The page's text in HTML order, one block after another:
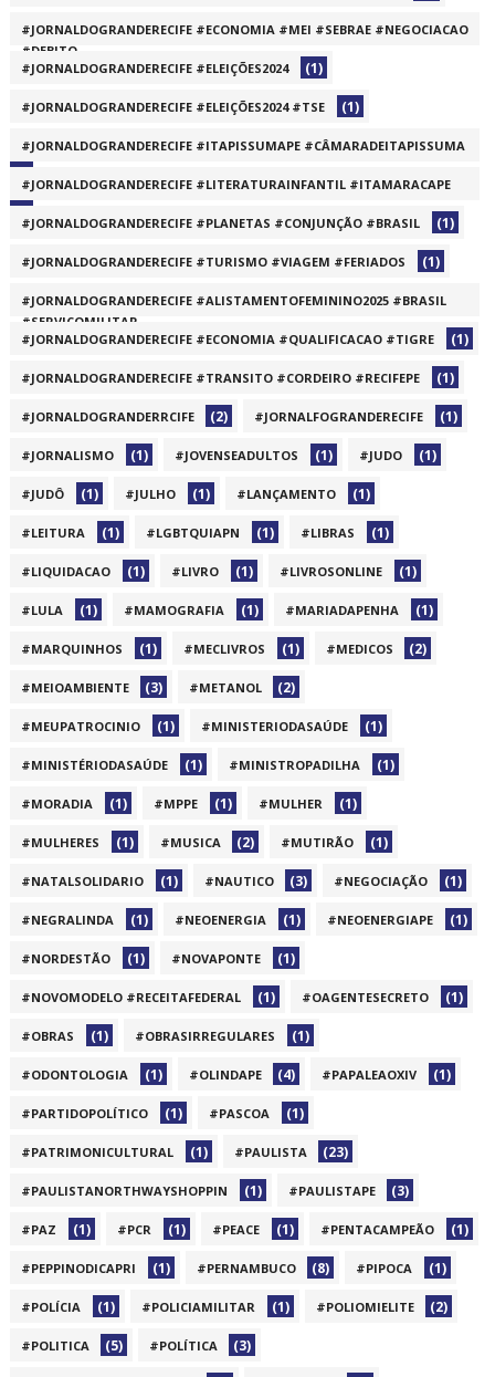
#JORNALDOGRANDERECIFE #ECONOMIA #MEI #SEBRAE #NEGOCIACAO
#DEBITO
(1)
#JORNALDOGRANDERECIFE #ELEIÇÕES2024 (1)
#JORNALDOGRANDERECIFE #ELEIÇÕES2024 #TSE (1)
#JORNALDOGRANDERECIFE #ITAPISSUMAPE #CÂMARADEITAPISSUMA
(1)
#JORNALDOGRANDERECIFE #LITERATURAINFANTIL #ITAMARACAPE
(1)
#JORNALDOGRANDERECIFE #PLANETAS #CONJUNÇÃO #BRASIL (1)
#JORNALDOGRANDERECIFE #TURISMO #VIAGEM #FERIADOS (1)
#JORNALDOGRANDERECIFE #ALISTAMENTOFEMININO2025 #BRASIL
#SERVIÇOMILITAR
(1)
#JORNALDOGRANDERECIFE #ECONOMIA #QUALIFICACAO #TIGRE (1)
#JORNALDOGRANDERECIFE #TRANSITO #CORDEIRO #RECIFEPE (1)
#JORNALDOGRANDERRCIFE (2) #JORNALFOGRANDERECIFE (1)
#JORNALISMO (1) #JOVENSEADULTOS (1) #JUDO (1)
#JUDÔ (1) #JULHO (1) #LANÇAMENTO (1)
#LEITURA (1) #LGBTQUIAPN (1) #LIBRAS (1)
#LIQUIDACAO (1) #LIVRO (1) #LIVROSONLINE (1)
#LULA (1) #MAMOGRAFIA (1) #MARIADAPENHA (1)
#MARQUINHOS (1) #MECLIVROS (1) #MEDICOS (2)
#MEIOAMBIENTE (3) #METANOL (2)
#MEUPATROCINIO (1) #MINISTERIODASAÚDE (1)
#MINISTÉRIODASAÚDE (1) #MINISTROPADILHA (1)
#MORADIA (1) #MPPE (1) #MULHER (1)
#MULHERES (1) #MUSICA (2) #MUTIRÃO (1)
#NATALSOLIDARIO (1) #NAUTICO (3) #NEGOCIAÇÃO (1)
#NEGRALINDA (1) #NEOENERGIA (1) #NEOENERGIAPE (1)
#NORDESTÃO (1) #NOVAPONTE (1)
#NOVOMODELO #RECEITAFEDERAL (1) #OAGENTESECRETO (1)
#OBRAS (1) #OBRASIRREGULARES (1)
#ODONTOLOGIA (1) #OLINDAPE (4) #PAPALEAOXIV (1)
#PARTIDOPOLÍTICO (1) #PASCOA (1)
#PATRIMONICULTURAL (1) #PAULISTA (23)
#PAULISTANORTHWAYSHOPPIN (1) #PAULISTAPE (3)
#PAZ (1) #PCR (1) #PEACE (1) #PENTACAMPEÃO (1)
#PEPPINODICAPRI (1) #PERNAMBUCO (8) #PIPOCA (1)
#POLÍCIA (1) #POLICIAMILITAR (1) #POLIOMIELITE (2)
#POLITICA (5) #POLÍTICA (3)